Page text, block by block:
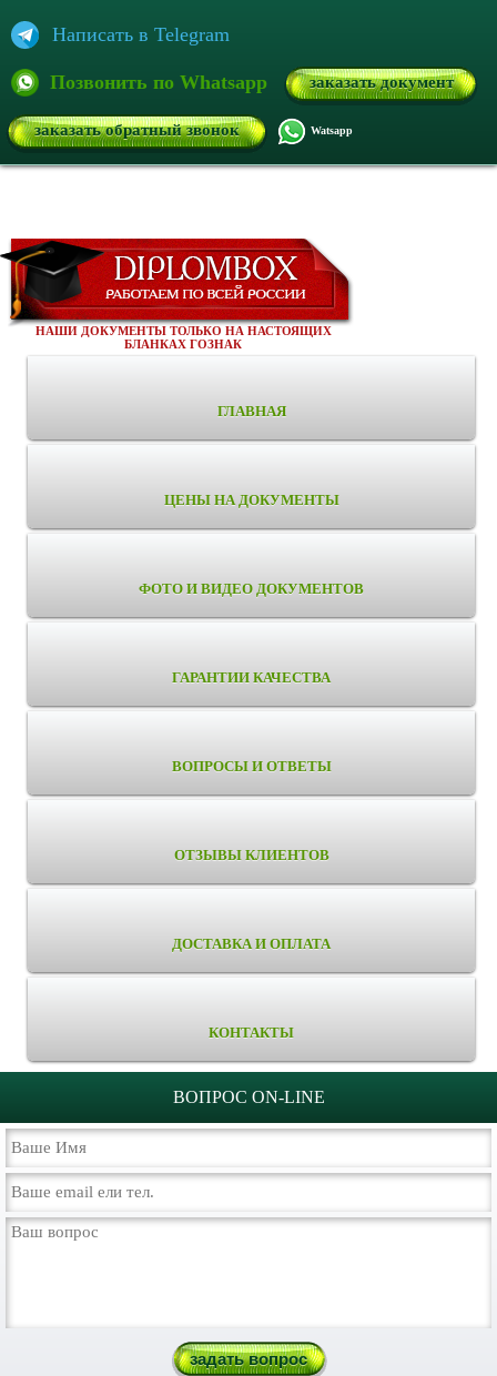
Написать в Telegram
Позвонить по Whatsapp заказать документ
заказать обратный звонок Watsapp
НАШИ ДОКУМЕНТЫ ТОЛЬКО НА НАСТОЯЩИХ
БЛАНКАХ ГОЗНАК
ГЛАВНАЯ
ЦЕНЫ НА ДОКУМЕНТЫ
ФОТО И ВИДЕО ДОКУМЕНТОВ
ГАРАНТИИ КАЧЕСТВА
ВОПРОСЫ И ОТВЕТЫ
ОТЗЫВЫ КЛИЕНТОВ
ДОСТАВКА И ОПЛАТА
КОНТАКТЫ
ВОПРОС ON-LINE